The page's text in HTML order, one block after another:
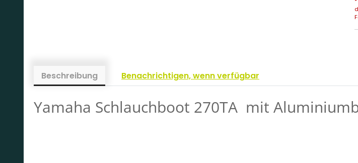
Beschreibung Benachrichtigen, wenn verfügbar
Yamaha Schlauchboot 270TA mit